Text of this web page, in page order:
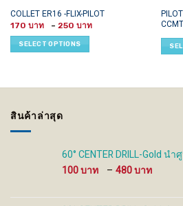
COLLET ER16 -FLIX-PILOT
170 – 250
SELECT OPTIONS
This
product
has
multiple
options
be
chosen
This
has
the
สินค้าล่าสุด
60° CENTER DRILL-Gold น
100
– 480
100 ฿